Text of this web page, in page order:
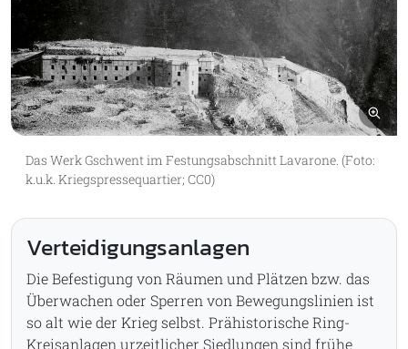
Das Werk Gschwent im Festungsabschnitt Lavarone. (Foto:
k.u.k. Kriegspressequartier; CC0)
Verteidigungsanlagen
Die Befestigung von Räumen und Plätzen bzw. das
Überwachen oder Sperren von Bewegungslinien ist
so alt wie der Krieg selbst. Prähistorische Ring-
Kreisanlagen urzeitlicher Siedlungen sind frühe